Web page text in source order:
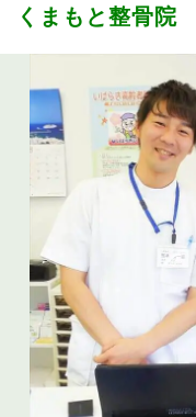
くまもと整骨院